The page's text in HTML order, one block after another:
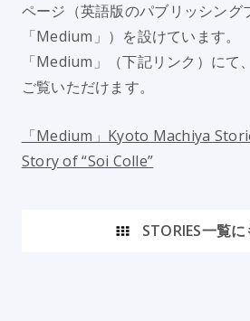
ページ（英語版のパブリッシング
「Medium」）を設けています。
「Medium」（下記リンク）にて
ご覧いただけます。
「Medium」Kyoto Machiya
Story of “Soi Colle”
STORIES一覧